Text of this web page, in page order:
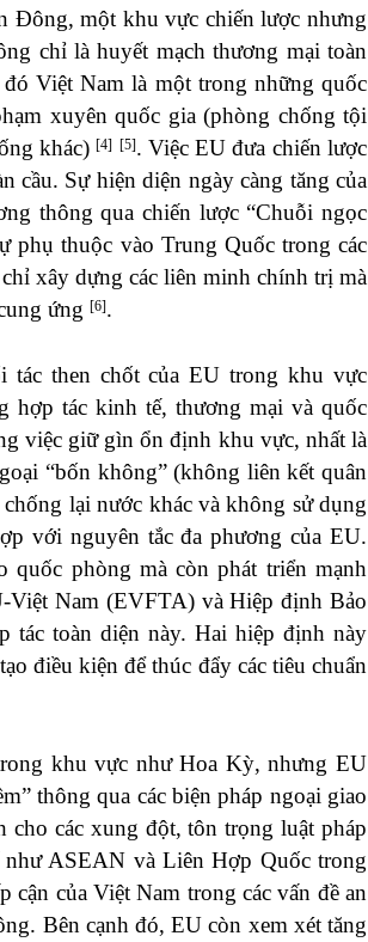
Đông, một khu vực chiến lược nhưng
chỉ là huyết mạch thương mại toàn
Việt Nam là một trong những quốc
xuyên quốc gia (phòng chống tội
khác) [4] [5] . Việc EU đưa chiến lược
cầu. Sự hiện diện ngày càng tăng của
thông qua chiến lược “Chuỗi ngọc
phụ thuộc vào Trung Quốc trong các
xây dựng các liên minh chính trị mà
ứng
[6] .
then chốt của EU trong khu vực
hợp tác kinh tế, thương mại và quốc
việc giữ gìn ổn định khu vực, nhất là
“bốn không” (không liên kết quân
lại nước khác và không sử dụng
với nguyên tắc đa phương của EU.
phòng mà còn phát triển mạnh
Nam (EVFTA) và Hiệp định Bảo
toàn diện này. Hai hiệp định này
điều kiện để thúc đẩy các tiêu chuẩn
khu vực như Hoa Kỳ, nhưng EU
thông qua các biện pháp ngoại giao
cho các xung đột, tôn trọng luật pháp
như ASEAN và Liên Hợp Quốc trong
của Việt Nam trong các vấn đề an
Bên cạnh đó, EU còn xem xét tăng